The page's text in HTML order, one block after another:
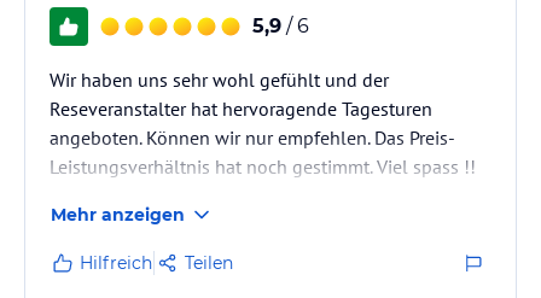
5,9 / 6
Wir haben uns sehr wohl gefühlt und der
Reseveranstalter hat hervoragende Tagesturen
angeboten. Können wir nur empfehlen. Das Preis-
Leistungsverhältnis hat noch gestimmt. Viel spass !!
Mehr anzeigen
Hilfreich Teilen